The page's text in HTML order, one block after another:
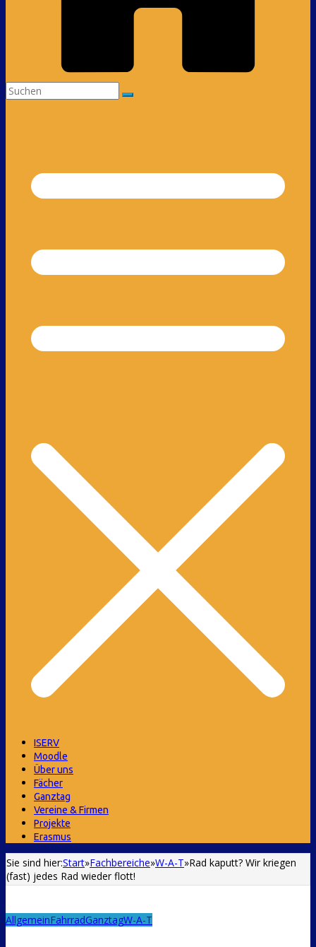
ISERV
Moodle
Über uns
Fächer
Ganztag
Vereine & Firmen
Projekte
Erasmus
Sie sind hier:Start»Fachbereiche»W-A-T»Rad kaputt? Wir kriegen
(fast) jedes Rad wieder flott!
AllgemeinFahrradGanztagW-A-T